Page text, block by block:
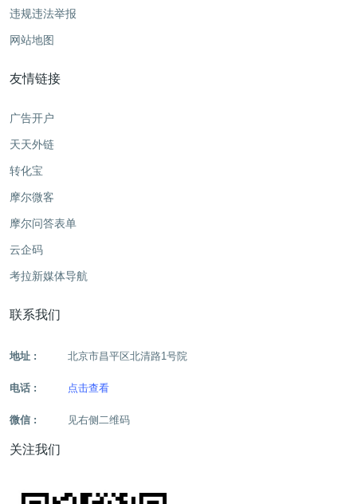
违规违法举报
网站地图
友情链接
广告开户
天天外链
转化宝
摩尔微客
摩尔问答表单
云企码
考拉新媒体导航
联系我们
地址 : 北京市昌平区北清路1号院
电话 : 点击查看
微信 : 见右侧二维码
关注我们